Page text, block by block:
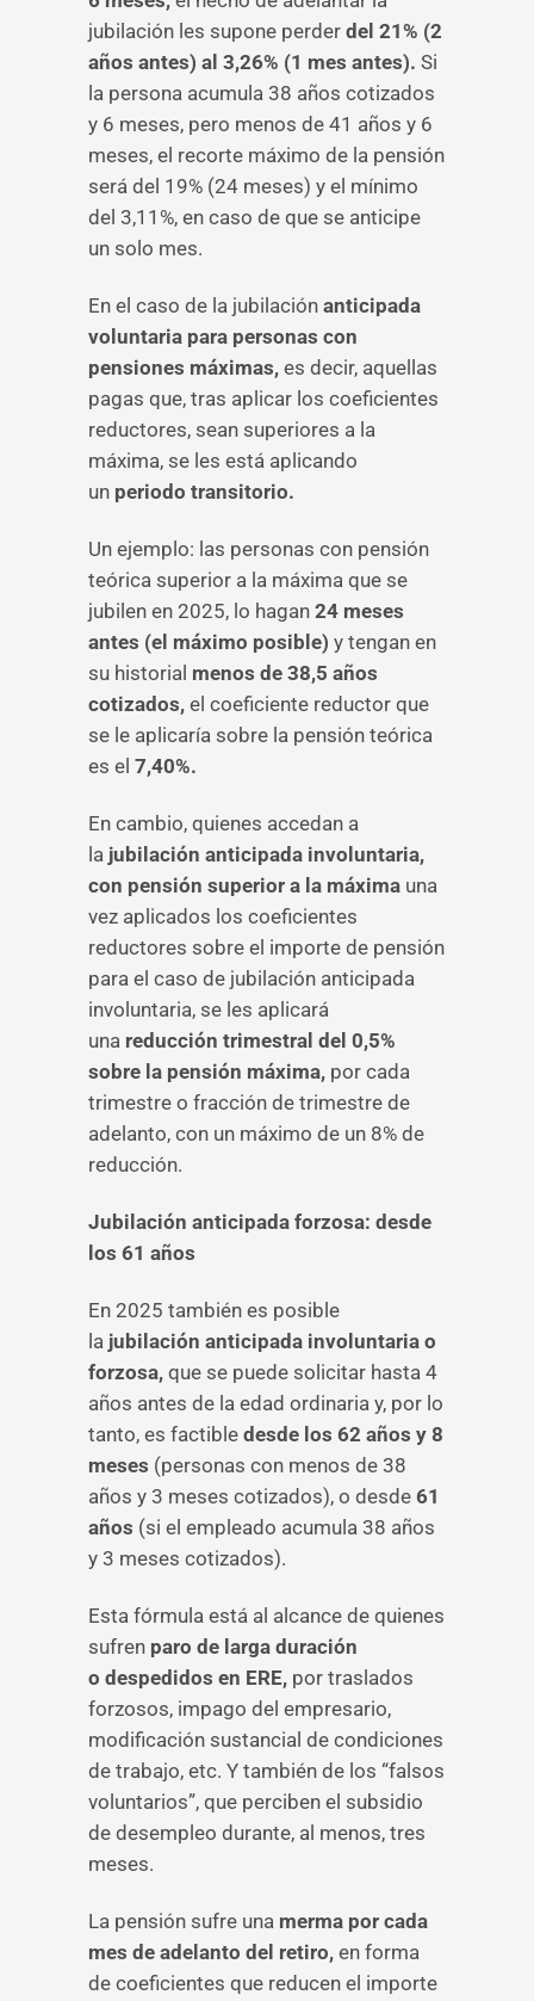
jubilación les supone perder del 21% (2
años antes) al 3,26% (1 mes antes). Si
la persona acumula 38 años cotizados
y 6 meses, pero menos de 41 años y 6
meses, el recorte máximo de la pensión
será del 19% (24 meses) y el mínimo
del 3,11%, en caso de que se anticipe
un solo mes.
En el caso de la jubilación anticipada
voluntaria para personas con
pensiones máximas, es decir, aquellas
pagas que, tras aplicar los coeficientes
reductores, sean superiores a la
máxima, se les está aplicando
un periodo transitorio.
Un ejemplo: las personas con pensión
teórica superior a la máxima que se
jubilen en 2025, lo hagan 24 meses
antes (el máximo posible) y tengan en
su historial menos de 38,5 años
cotizados, el coeficiente reductor que
se le aplicaría sobre la pensión teórica
es el 7,40%.
En cambio, quienes accedan a
la jubilación anticipada involuntaria,
con pensión superior a la máxima una
vez aplicados los coeficientes
reductores sobre el importe de pensión
para el caso de jubilación anticipada
involuntaria, se les aplicará
una reducción trimestral del 0,5%
sobre la pensión máxima, por cada
trimestre o fracción de trimestre de
adelanto, con un máximo de un 8% de
reducción.
Jubilación anticipada forzosa: desde
los 61 años
En 2025 también es posible
la jubilación anticipada involuntaria o
forzosa, que se puede solicitar hasta 4
años antes de la edad ordinaria y, por lo
tanto, es factible desde los 62 años y 8
meses (personas con menos de 38
años y 3 meses cotizados), o desde 61
años (si el empleado acumula 38 años
y 3 meses cotizados).
Esta fórmula está al alcance de quienes
sufren paro de larga duración
o despedidos en ERE, por traslados
forzosos, impago del empresario,
modificación sustancial de condiciones
de trabajo, etc. Y también de los “falsos
voluntarios”, que perciben el subsidio
de desempleo durante, al menos, tres
meses.
La pensión sufre una merma por cada
mes de adelanto del retiro, en forma
de coeficientes que reducen el importe